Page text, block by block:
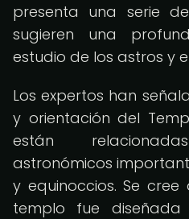
presenta una serie
sugieren una
estudio de los astros y
Los expertos han
y orientación del
están
astronómicos
y equinoccios. Se
templo fue